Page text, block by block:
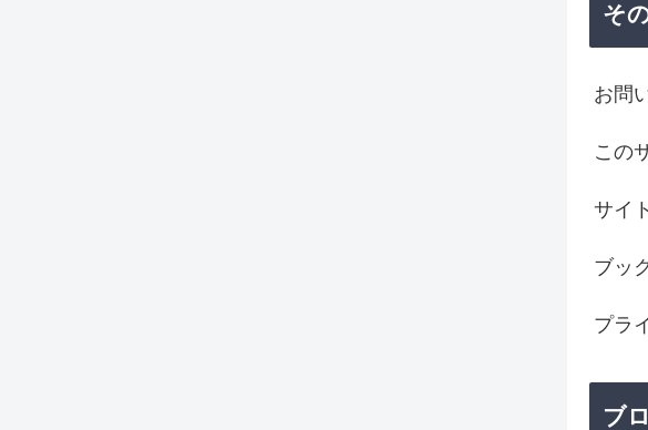
そ
お問
この
サイ
ブッ
プラ
ブ